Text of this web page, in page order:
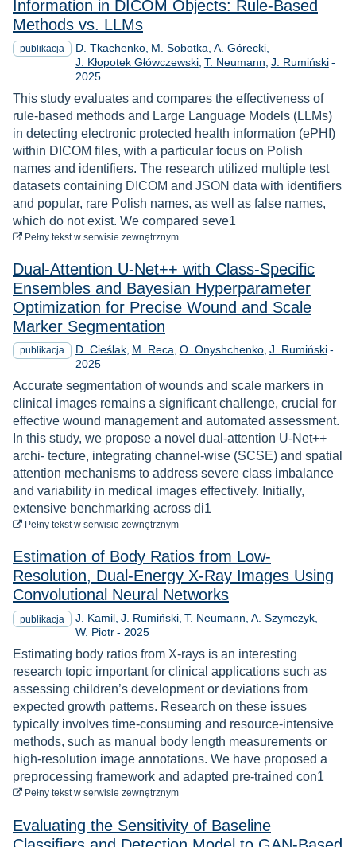
Information in DICOM Objects: Rule-Based
Methods vs. LLMs
publikacja D. Tkachenko M. Sobotka A. Górecki
J. Kłopotek Główczewski T. Neumann J. Rumiński -Rok
2025
This study evaluates and compares the effectiveness of
rule-based methods and Large Language Models (LLMs)
in detecting electronic protected health information (ePHI)
within DICOM files, with a particular focus on Polish
names and identifiers. The research utilized multiple test
datasets containing DICOM and JSON data with identifiers
and popular, rare Polish names, as well as false names,
which do not exist. We compared seve1
Pełny tekstdo pobrania
w serwisie zewnętrznym
Dual-Attention U-Net++ with Class-Specific
Ensembles and Bayesian Hyperparameter
Optimization for Precise Wound and Scale
Marker Segmentation
publikacja D. Cieślak M. Reca O. Onyshchenko J. Rumiński -Rok
2025
Accurate segmentation of wounds and scale markers in
clinical images remains a significant challenge, crucial for
effective wound management and automated assessment.
In this study, we propose a novel dual-attention U-Net++
archi- tecture, integrating channel-wise (SCSE) and spatial
attention mechanisms to address severe class imbalance
and variability in medical images effectively. Initially,
extensive benchmarking across di1
Pełny tekstdo pobrania
w serwisie zewnętrznym
Estimation of Body Ratios from Low-
Resolution, Dual-Energy X-Ray Images Using
Convolutional Neural Networks
publikacja J. Kamil J. Rumiński T. Neumann A. Szymczyk
W. Piotr - Rok
2025
Estimating body ratios from X-rays is an interesting
research topic important for clinical applications such as
assessing children’s development or deviations from
expected growth patterns. Research on these issues
typically involves time-consuming and resource-intensive
methods, such as manual body length measurements or
high-resolution image annotations. We have proposed a
preprocessing framework and adapted pre-trained con1
Pełny tekstdo pobrania
w serwisie zewnętrznym
Evaluating the Sensitivity of Baseline